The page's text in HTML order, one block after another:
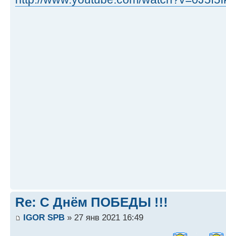
Re: С Днём ПОБЕДЫ !!!
IGOR SPB » 27 янв 2021 16:49